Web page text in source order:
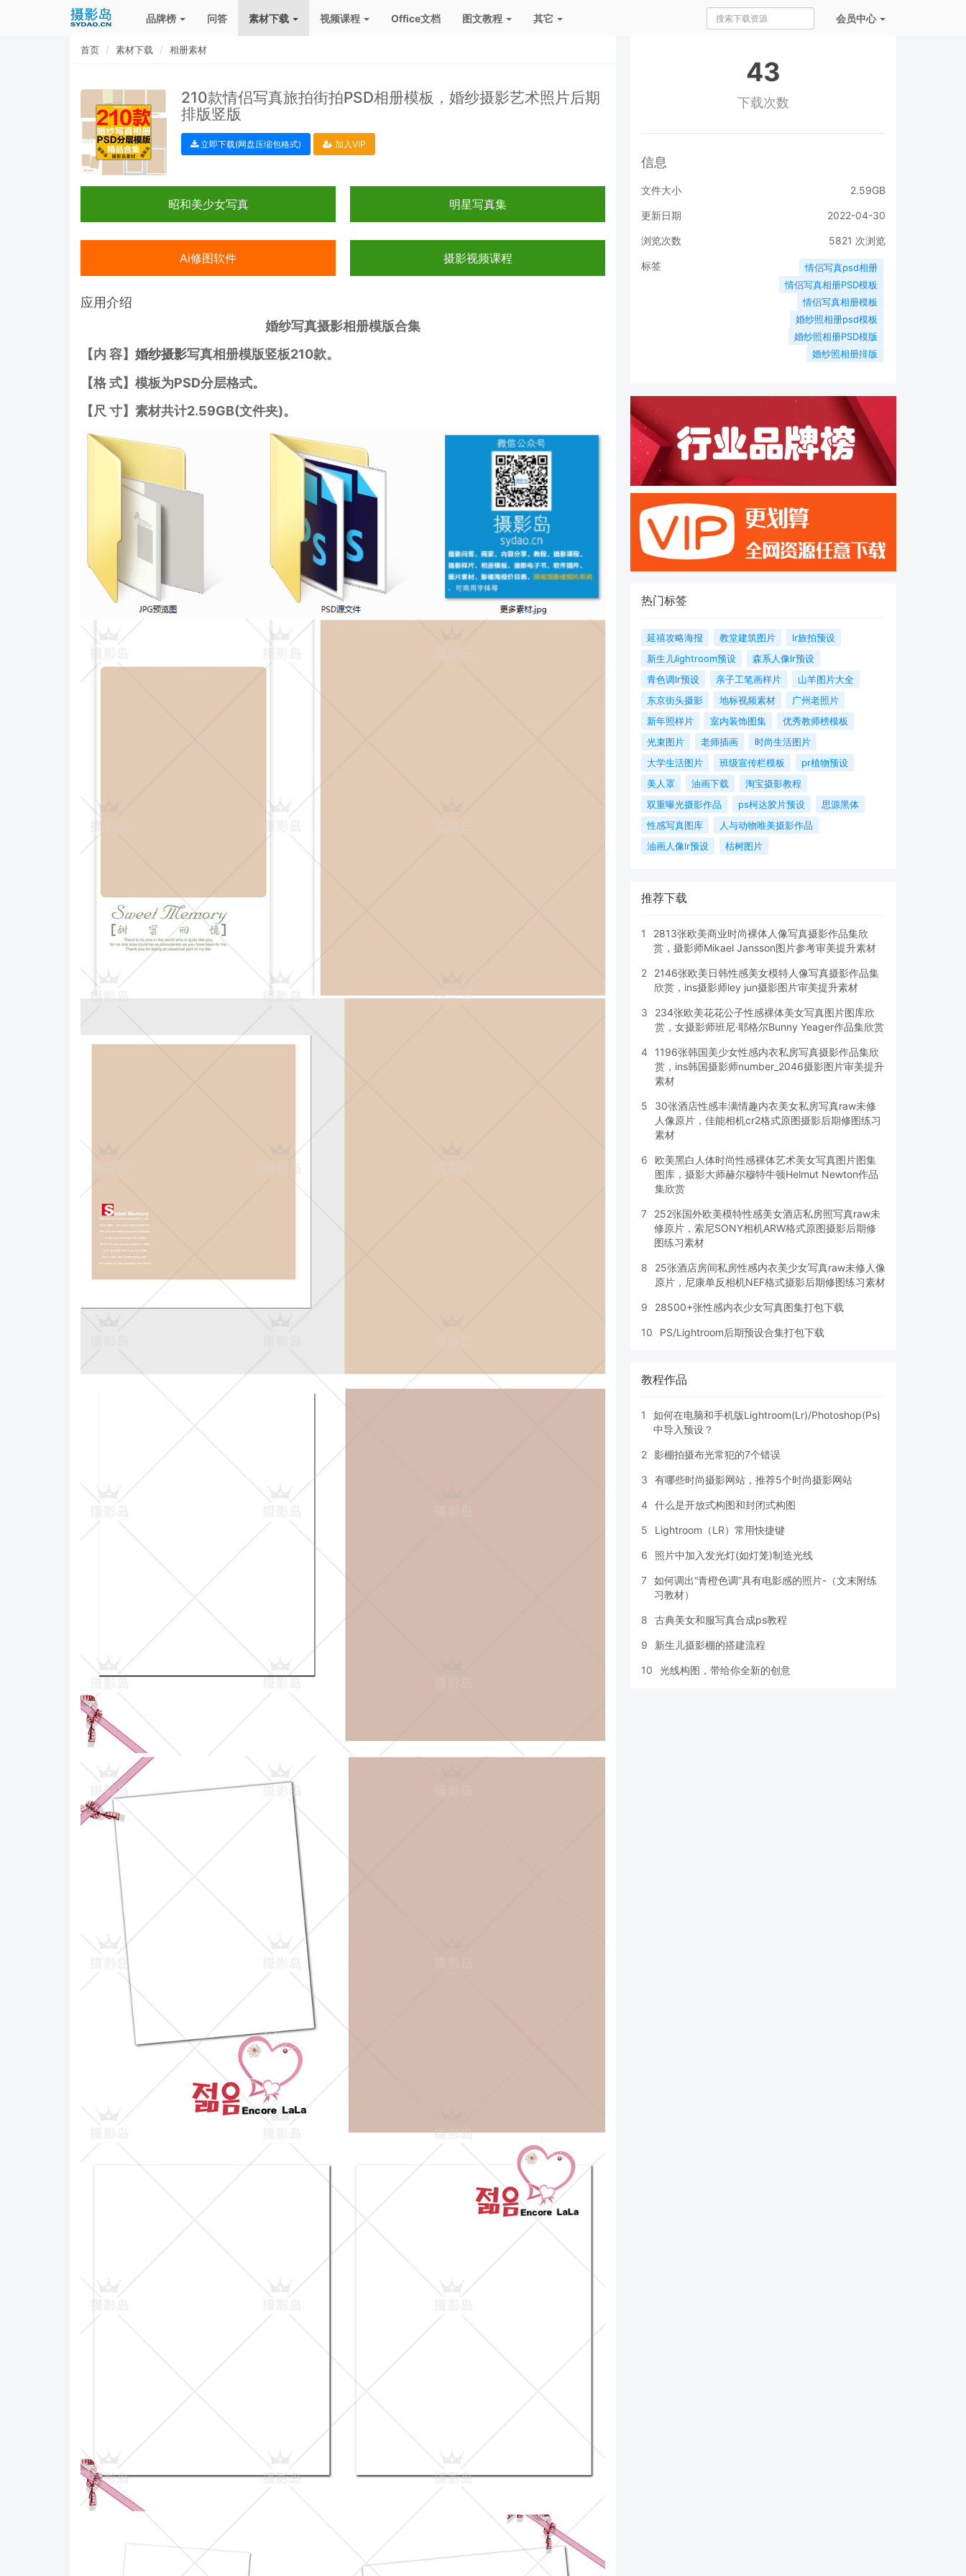
品牌榜 问答 素材下载 视频课程 Office文档 图文教程 其它 会员中心
首页 素材下载 相册素材
210款情侣写真旅拍街拍PSD相册模板，婚纱摄影艺术照片后期
排版竖版
立即下载(网盘压缩包格式) 加入VIP
昭和美少女写真 明星写真集
Ai修图软件 摄影视频课程
应用介绍
婚纱写真摄影相册模版合集
【内 容】 婚纱摄影写真相册模版竖板210款。
【格 式】模板为PSD分层格式。
【尺 寸】素材共计2.59GB(文件夹)。
43
下载次数
信息
文件大小 2.59GB
更新日期 2022-04-30
浏览次数 5821 次浏览
标签
情侣写真psd相册
情侣写真相册PSD模板
情侣写真相册模板
婚纱照相册psd模板
婚纱照相册PSD模版
婚纱照相册排版
热门标签
延禧攻略海报 教堂建筑图片
lr旅拍预设
新生儿lightroom预设
森系人像lr预设
青色调lr预设
亲子工笔画样片
山羊图片大全
东京街头摄影
地标视频素材
广州老照片
新年照样片
室内装饰图集
优秀教师榜模板
光束图片
老师插画
时尚生活图片
大学生活图片
班级宣传栏模板
pr植物预设
美人罩
油画下载
淘宝摄影教程
双重曝光摄影作品
ps柯达胶片预设
思源黑体
性感写真图库
人与动物唯美摄影作品
油画人像lr预设
枯树图片
推荐下载
1
2813张欧美商业时尚裸体人像写真摄影作品集欣
赏，摄影师Mikael Jansson图片参考审美提升素材
2
2146张欧美日韩性感美女模特人像写真摄影作品集
欣赏，ins摄影师ley jun摄影图片审美提升素材
3
234张欧美花花公子性感裸体美女写真图片图库欣
赏，女摄影师班尼·耶格尔Bunny Yeager作品集欣赏
4
1196张韩国美少女性感内衣私房写真摄影作品集欣
赏，ins韩国摄影师number_2046摄影图片审美提升
素材
5
30张酒店性感丰满情趣内衣美女私房写真raw未修
人像原片，佳能相机cr2格式原图摄影后期修图练习
素材
6
欧美黑白人体时尚性感裸体艺术美女写真图片图集
图库，摄影大师赫尔穆特牛顿Helmut Newton作品
集欣赏
7
252张国外欧美模特性感美女酒店私房照写真raw未
修原片，索尼SONY相机ARW格式原图摄影后期修
图练习素材
8
25张酒店房间私房性感内衣美少女写真raw未修人像
原片，尼康单反相机NEF格式摄影后期修图练习素材
9 28500+张性感内衣少女写真图集打包下载
10 PS/Lightroom后期预设合集打包下载
教程作品
1
如何在电脑和手机版Lightroom(Lr)/Photoshop(Ps)
中导入预设？
2 影棚拍摄布光常犯的7个错误
3 有哪些时尚摄影网站，推荐5个时尚摄影网站
4 什么是开放式构图和封闭式构图
5 Lightroom（LR）常用快捷键
6 照片中加入发光灯(如灯笼)制造光线
7 如何调出“青橙色调”具有电影感的照片-（文末附练
习教材）
8 古典美女和服写真合成ps教程
9 新生儿摄影棚的搭建流程
10 光线构图，带给你全新的创意